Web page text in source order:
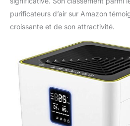
purificateurs d’air sur Amazon
croissante et de son attractivité.